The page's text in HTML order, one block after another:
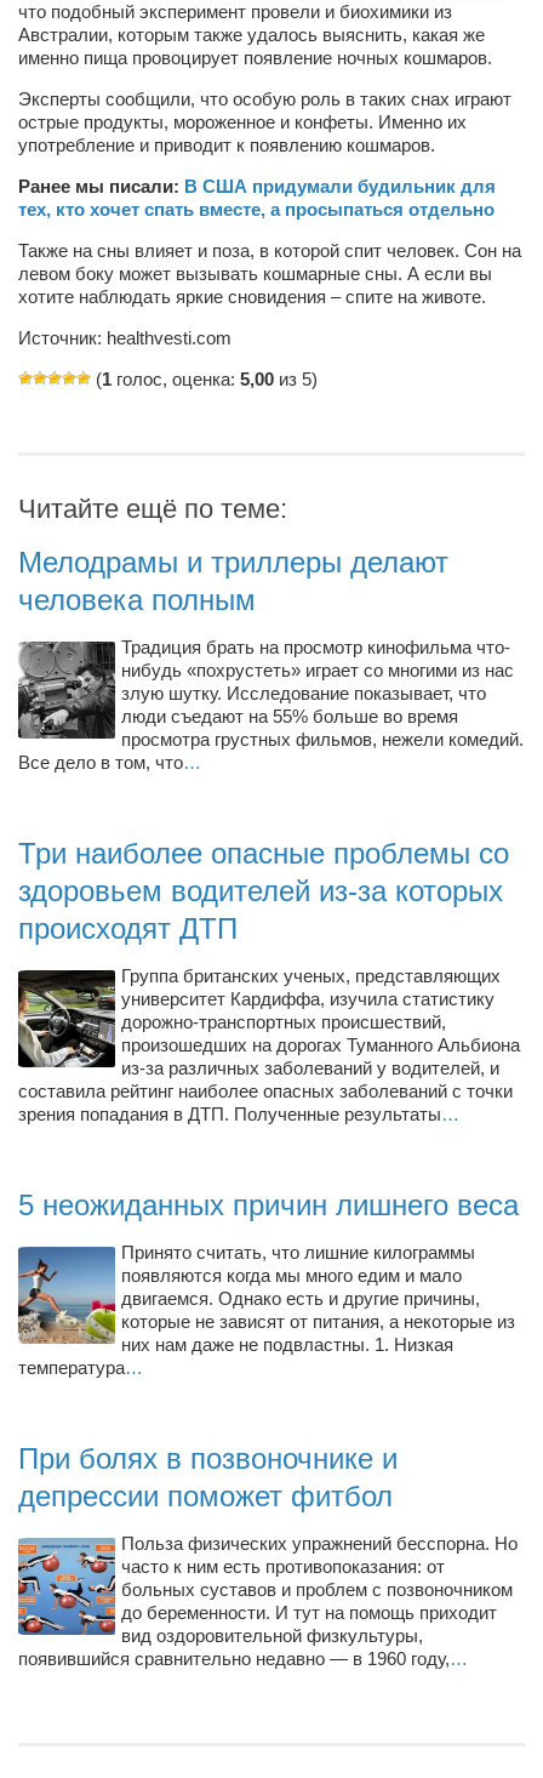
Семён Салатенко
Сергей Шепилов
Актёры
Валентин Бурый
Артём Мяус
Барды
Владимир Айзенберг
Игорь Добровольский
Ольга Козаченко
Евгений Полюхович
Врач психиатр–нарколог Анплеев А.Б.
Косметологическое отделение КП Сумская
городская клиническая больница №4
Оптика — Медтехника
«Винегрет» — демократичный ресторан
Магазины
«CYCLE GARAGE» — магазин велосипедов
«Книголюб» — супермаркет
Багетный двор
«Павел» — магазин мужской одежды
«Траверс» — экипировочный центр
Журналисты
Александр Гвоздик
Денис Федченко
Звукорежиссёры
Alfom Studio
что подобный эксперимент провели и биохимики из
Австралии, которым также удалось выяснить, какая же
именно пища провоцирует появление ночных кошмаров.
Эксперты сообщили, что особую роль в таких снах играют
острые продукты, мороженное и конфеты. Именно их
употребление и приводит к появлению кошмаров.
Ранее мы писали: В США придумали будильник для
тех, кто хочет спать вместе, а просыпаться отдельно
Также на сны влияет и поза, в которой спит человек. Сон на
левом боку может вызывать кошмарные сны. А если вы
хотите наблюдать яркие сновидения – спите на животе.
Источник: healthvesti.com
(1 голос, оценка: 5,00 из 5)
Читайте ещё по теме:
Мелодрамы и триллеры делают
человека полным
Традиция брать на просмотр кинофильма что-
нибудь «похрустеть» играет со многими из нас
злую шутку. Исследование показывает, что
люди съедают на 55% больше во время
просмотра грустных фильмов, нежели комедий.
Все дело в том, что…
Три наиболее опасные проблемы со
здоровьем водителей из-за которых
происходят ДТП
Группа британских ученых, представляющих
университет Кардиффа, изучила статистику
дорожно-транспортных происшествий,
произошедших на дорогах Туманного Альбиона
из-за различных заболеваний у водителей, и
составила рейтинг наиболее опасных заболеваний с точки
зрения попадания в ДТП. Полученные результаты…
5 неожиданных причин лишнего веса
Принято считать, что лишние килограммы
появляются когда мы много едим и мало
двигаемся. Однако есть и другие причины,
которые не зависят от питания, а некоторые из
них нам даже не подвластны. 1. Низкая
температура…
При болях в позвоночнике и
депрессии поможет фитбол
Польза физических упражнений бесспорна. Но
часто к ним есть противопоказания: от
больных суставов и проблем с позвоночником
до беременности. И тут на помощь приходит
вид оздоровительной физкультуры,
появившийся сравнительно недавно — в 1960 году,…